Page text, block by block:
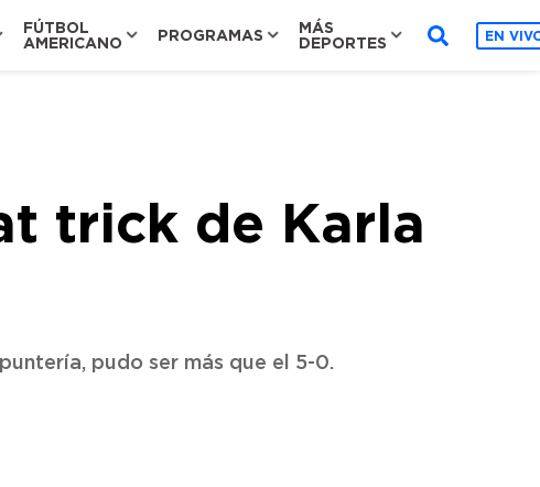
FÚTBOL
AMERICANO
PROGRAMAS
MÁS
DEPORTES
EN
trick de Karla
pudo ser más que el 5-0.